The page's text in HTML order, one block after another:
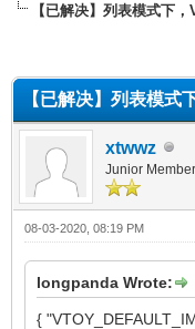
【已解决】列表模式下
【已解决】列表模
xtwwz
Junior Member
08-03-2020, 08:19 PM
longpanda Wrote:
{